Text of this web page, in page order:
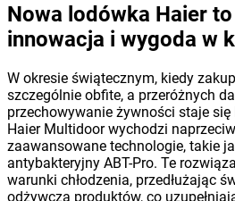
Nowa lodówka Haier
innowacja i wygoda w
W okresie świątecznym, kiedy
szczególnie obfite, a przeróżnych
przechowywanie żywności staje
Haier Multidoor wychodzi
zaawansowane technologie, takie
antybakteryjny ABT-Pro. Te
warunki chłodzenia, przedłużając
odżywczą produktów, co